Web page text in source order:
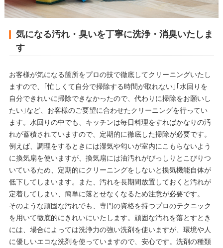
気になる汚れ・臭いを丁寧に洗浄・消臭いたしま
す
お客様が気になる箇所をプロの技で徹底してクリーニングいたし
ますので、｢忙しくて自分で掃除する時間が取れない｣｢水回りを
自分できれいに掃除できなかったので、代わりに掃除をお願いし
たい｣など、お客様のご要望に合わせたクリーニングを行ってい
ます。水回りの中でも、キッチンは毎日料理をすればかなりの汚
れが蓄積されていますので、定期的に徹底した掃除が必要です。
例えば、調理をするときには湿気や匂いが室内にこもらないよう
に換気扇を使いますが、換気扇には油汚れがびっしりとこびりつ
いているため、定期的にクリーニングをしないと換気機能自体が
低下してしまいます。また、汚れを長期間放置しておくと汚れが
定着してしまい、簡単に落とせなくなるため注意が必要です。
そのような頑固な汚れでも、専門の資格を持つプロのテクニック
を用いて徹底的にきれいにいたします。頑固な汚れを落とすとき
には、場合によっては洗浄力の強い洗剤を使いますが、環境や人
に優しいエコな洗剤を使っていますので、安心です。洗剤の種類